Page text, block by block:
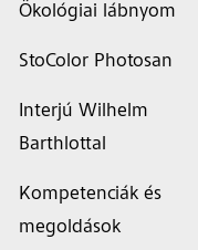
Ökológiai lábnyom
StoColor Photosan
Interjú Wilhelm
Barthlottal
Kompetenciák és
megoldások